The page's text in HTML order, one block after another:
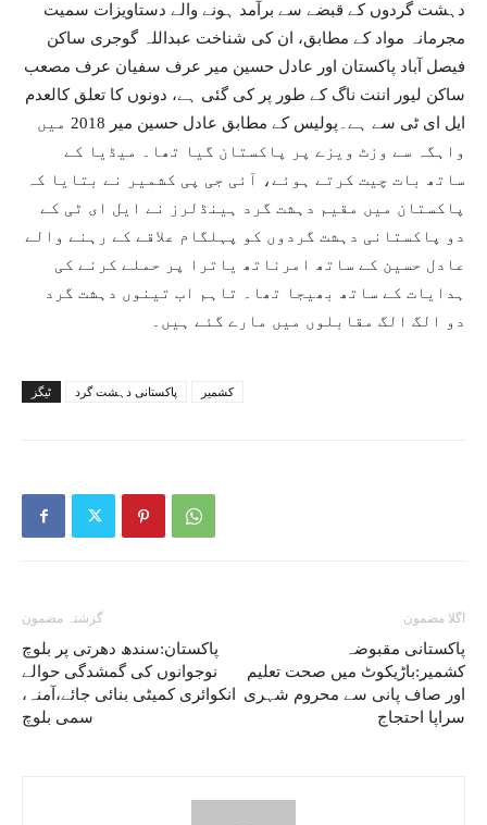
دہشت گردوں کے قبضے سے برآمد ہونے والے دستاویزات سمیت
مجرمانہ مواد کے مطابق، ان کی شناخت عبداللہ گوجری ساکن
فیصل آباد پاکستان اور عادل حسین میر عرف سفیان عرف مصعب
ساکن لیور اننت ناگ کے طور پر کی گئی ہے، دونوں کا تعلق کالعدم
ایل ای ٹی سے ہے۔پولیس کے مطابق عادل حسین میر 2018 میں
واہگہ سے وزٹ ویزے پر پاکستان گیا تھا۔ میڈیا کے
ساتھ بات چیت کرتے ہوئے، آئی جی پی کشمیر نے بتایا کہ
پاکستان میں مقیم دہشت گرد ہینڈلرز نے ایل ای ٹی کے
دو پاکستانی دہشت گردوں کو پہلگام علاقے کے رہنے والے
عادل حسین کے ساتھ امرناتھ یاترا پر حملے کرنے کی
ہدایات کے ساتھ بھیجا تھا۔ تاہم اب تینوں دہشت گرد
دو الگ الگ مقابلوں میں مارے گئے ہیں۔
ٹیگز پاکستانی دہشت گرد کشمیر
گزشتہ مضمون
پاکستان:سندھ دھرتی پر بلوچ
نوجوانوں کی گمشدگی حوالے
انکوائری کمیٹی بنائی جائے،آمنہ،
سمی بلوچ
اگلا مضمون
پاکستانی مقبوضہ
کشمیر:باڑیکوٹ میں صحت تعلیم
اور صاف پانی سے محروم شہری
سراپا احتجاج